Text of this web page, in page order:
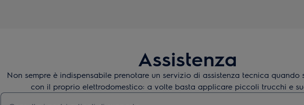
Assistenza
Non sempre è indispensabile prenotare un servizio di assistenza tecnica quando
con il proprio elettrodomestico: a volte basta applicare piccoli trucchi e
Digita per cercare articoli di supporto